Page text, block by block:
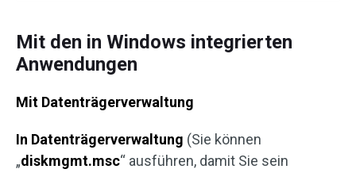
Mit den in Windows integrierten
Anwendungen
Mit Datenträgerverwaltung
In Datenträgerverwaltung (Sie können
„diskmgmt.msc“ ausführen, damit Sie sein